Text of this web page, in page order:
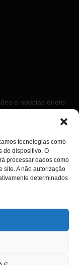
tecnologias como
do dispositivo. O
processar dados como
site. A não autorização
determinados
e notícias direto
reservados.